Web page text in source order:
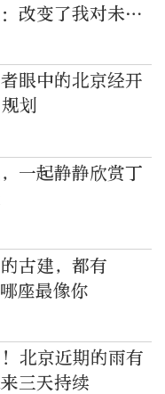
改变了我对未来
眼中的北京经开
划
一起静静欣赏丁
古建，都有
座最像你
北京近期的雨有
三天持续